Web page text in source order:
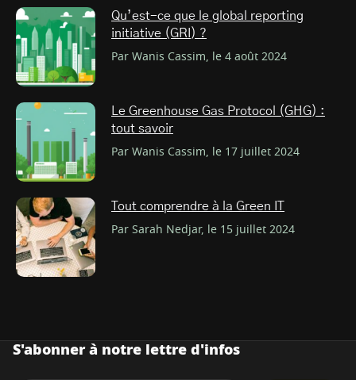
Qu’est-ce que le global reporting
initiative (GRI) ?
Par Wanis Cassim, le 4 août 2024
Le Greenhouse Gas Protocol (GHG) :
tout savoir
Par Wanis Cassim, le 17 juillet 2024
Tout comprendre à la Green IT
Par Sarah Nedjar, le 15 juillet 2024
S'abonner à notre lettre d'infos